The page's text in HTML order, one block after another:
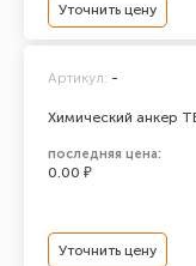
Уточнить цену
Химический анкер
Артикул: -
последняя цена:
0.00 ₽
Уточнить цену